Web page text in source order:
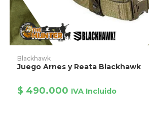
Este
producto
tiene
múltiples
Las
opciones
Blackhawk
Juego Arnes y Reata Blackhawk
$ 490.000 IVA Incluido